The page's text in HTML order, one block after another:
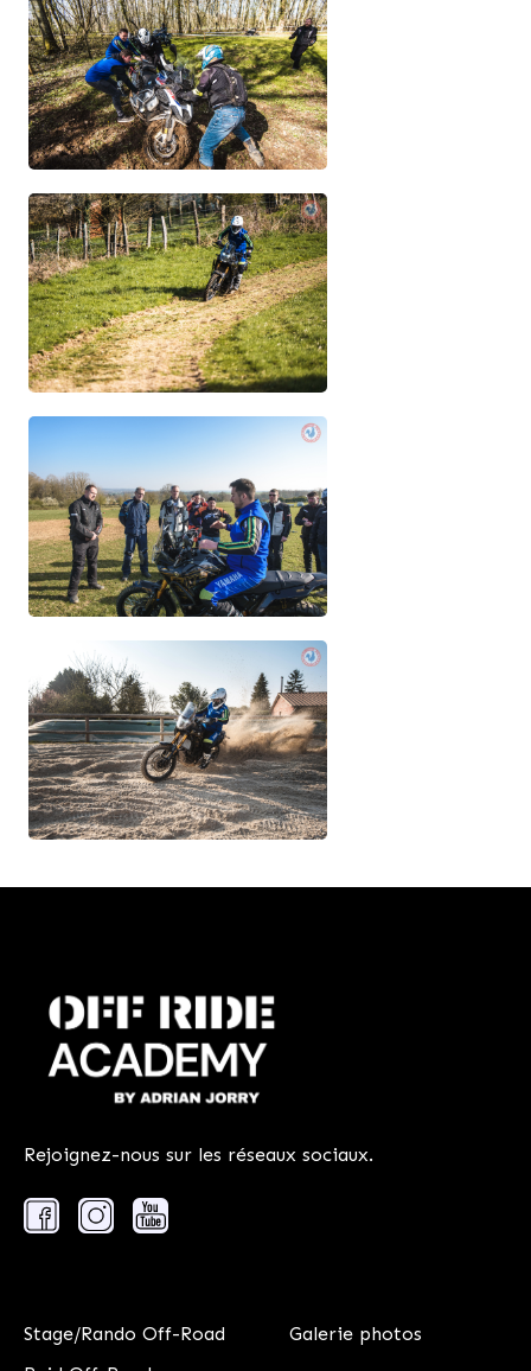
Rejoignez-nous sur les réseaux sociaux.
Stage/Rando Off-Road
Galerie photos